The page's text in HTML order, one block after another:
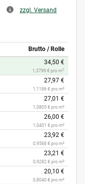
zzgl. Versand
Brutto / Rolle
34,50 €
1,3799 € pro m2
27,97 €
1,1186 € pro m²
27,01 €
1,0805 € pro m²
26,00 €
1,0401 € pro m²
23,92 €
0,9568 € pro m²
23,21 €
0,9282 € pro m²
20,10 €
0,8040 € pro m²